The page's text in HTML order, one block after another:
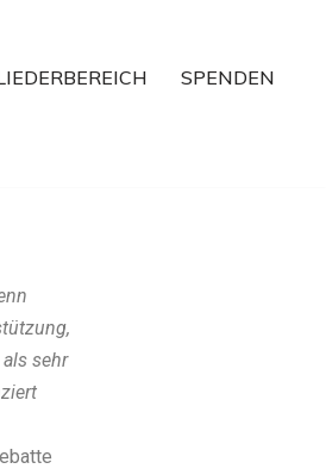
SPENDEN
sehr